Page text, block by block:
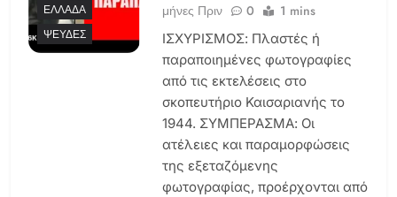
ΕΛΛΆΔΑ
ΨΕΥΔΈΣ
μήνες Πριν
0 1 mins
ΙΣΧΥΡΙΣΜΟΣ: Πλαστές ή
παραποιημένες φωτογραφίες
από τις εκτελέσεις στο
σκοπευτήριο Καισαριανής το
1944. ΣΥΜΠΕΡΑΣΜΑ: Οι
ατέλειες και παραμορφώσεις
της εξεταζόμενης
φωτογραφίας, προέρχονται από